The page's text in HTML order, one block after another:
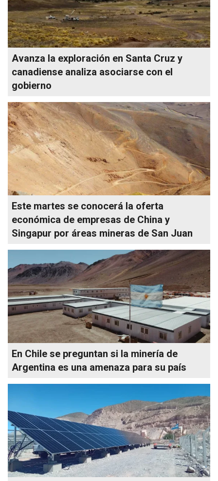
Avanza la exploración en Santa Cruz y
canadiense analiza asociarse con el
gobierno
Este martes se conocerá la oferta
económica de empresas de China y
Singapur por áreas mineras de San Juan
En Chile se preguntan si la minería de
Argentina es una amenaza para su país